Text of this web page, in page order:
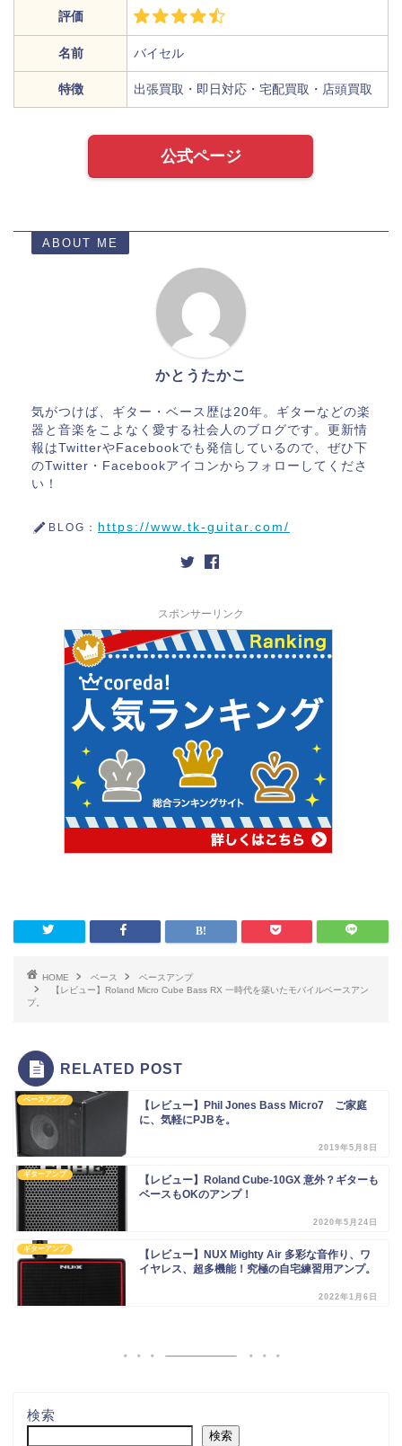
評価
名前 バイセル
特徴 出張買取・即日対応・宅配買取・店頭買取
公式ページ
ABOUT ME
かとうたかこ
気がつけば、ギター・ベース歴は20年。ギターなどの楽
器と音楽をこよなく愛する社会人のブログです。更新情
報はTwitterやFacebookでも発信しているので、ぜひ下
のTwitter・Facebookアイコンからフォローしてくださ
い！
BLOG： https://www.tk-guitar.com/
スポンサーリンク
HOME ベース
ベースアンプ
【レビュー】Roland Micro Cube Bass RX 一時代を築いたモバイルベースアン
プ。
RELATED POST
ベースアンプ
【レビュー】Phil Jones Bass Micro7 ご家庭
に、気軽にPJBを。
2019年5月8日
ギターアンプ
【レビュー】Roland Cube-10GX 意外？ギターも
ベースもOKのアンプ！
2020年5月24日
ギターアンプ
【レビュー】NUX Mighty Air 多彩な音作り、ワ
イヤレス、超多機能！究極の自宅練習用アンプ。
2022年1月6日
検索
検索